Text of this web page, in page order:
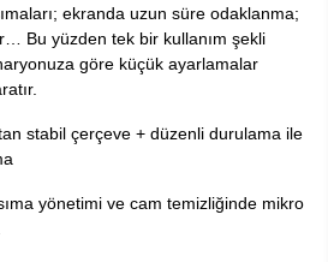
ekranda uzun süre odaklanma;
Bu yüzden tek bir kullanım şekli
göre küçük ayarlamalar
stabil çerçeve + düzenli durulama ile
yönetimi ve cam temizliğinde mikro